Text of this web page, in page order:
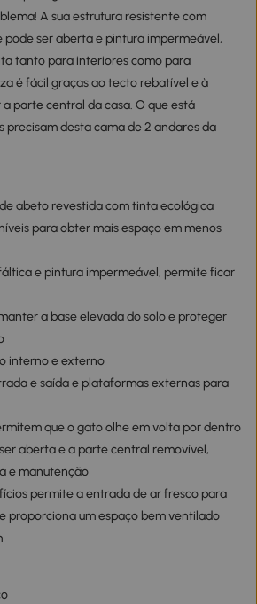
A sua estrutura resistente com
ser aberta e pintura impermeável,
tanto para interiores como para
é fácil graças ao tecto rebatível e à
parte central da casa. O que está
precisam desta cama de 2 andares da
abeto revestida com tinta ecológica
para obter mais espaço em menos
e pintura impermeável, permite ficar
a base elevada do solo e proteger
interno e externo
e saída e plataformas externas para
que o gato olhe em volta por dentro
aberta e a parte central removível,
e manutenção
permite a entrada de ar fresco para
proporciona um espaço bem ventilado